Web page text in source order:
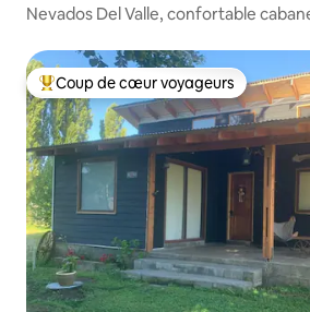
Nevados Del Valle, confortable
Coups de cœur voyageurs les plus
Coup de cœur voyageurs